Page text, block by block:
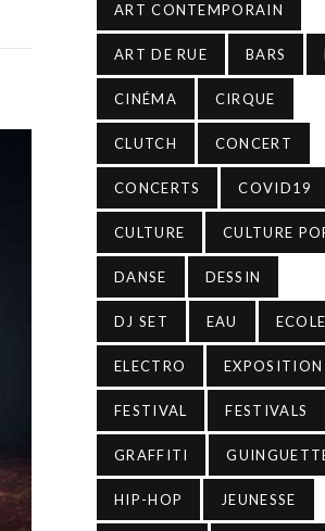
ART CONTEMPORAIN
ART DE RUE BARS
CINÉMA CIRQUE
CLUTCH CONCERT
CONCERTS COVID19
CULTURE CULTURE
DANSE DESSIN
DJ SET EAU ECOLE
ELECTRO EXPOSITION
FESTIVAL FESTIVALS
GRAFFITI
HIP-HOP JEUNESSE